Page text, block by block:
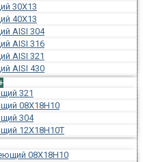
30Х13
40Х13
AISI 304
AISI 316
AISI 321
AISI 430
321
08Х18Н10
304
12Х18Н10Т
08Х18Н10